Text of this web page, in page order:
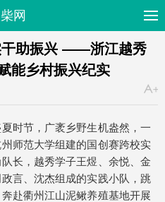
网
干助振兴 ——浙江越秀
能乡村振兴纪实
时节，广袤乡野生机盎然，一
师范大学组建的国创赛跨校实
长，越秀学子王煜、余悦、金
言、沈杰组成的实践小队，跳
赴衢州江山泥鳅养殖基地开展